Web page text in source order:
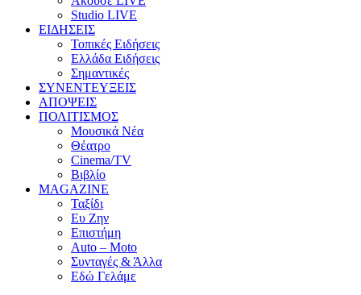
Studio LIVE
ΕΙΔΗΣΕΙΣ
Τοπικές Ειδήσεις
Ελλάδα Ειδήσεις
Σημαντικές
ΣΥΝΕΝΤΕΥΞΕΙΣ
ΑΠΟΨΕΙΣ
ΠΟΛΙΤΙΣΜΟΣ
Μουσικά Νέα
Θέατρο
Cinema/TV
Βιβλίο
MAGAZINE
Ταξίδι
Ευ Ζην
Επιστήμη
Auto – Moto
Συνταγές & Άλλα
Εδώ Γελάμε